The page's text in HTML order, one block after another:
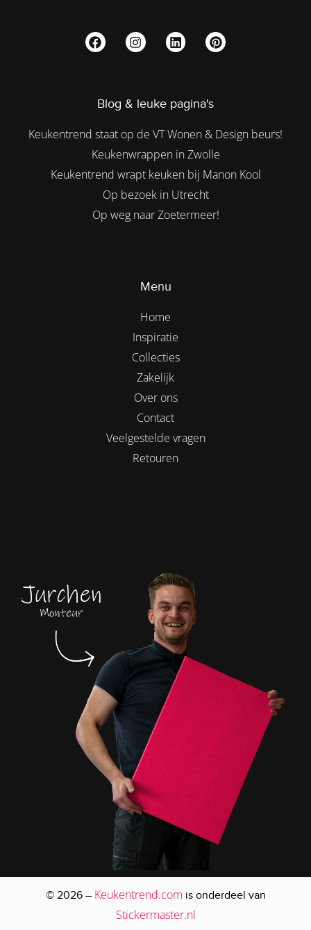
Blog & leuke pagina's
Keukentrend staat op de VT Wonen & Design beurs!
Keukenwrappen in Zwolle
Keukentrend wrapt keuken bij Manon Kool
Op bezoek in Utrecht
Op weg naar Zoetermeer!
Menu
Home
Inspiratie
Collecties
Zakelijk
Over ons
Contact
Veelgestelde vragen
Retouren
© 2026 – Keukentrend.com is onderdeel van
Stickermaster.nl